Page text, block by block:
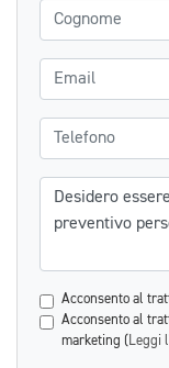
Cognome
Email
Telefono
Messaggio
Acconsento al
Acconsento al
marketing ( Leggi